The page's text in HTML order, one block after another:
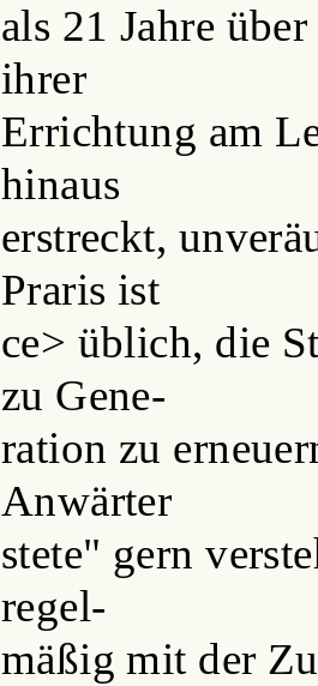
als 21 Jahre
ihrer
Errichtung am
hinaus
erstreckt,
Praris ist
ce> üblich, die
zu Gene-
ration zu
Anwärter
stete" gern
regel-
mäßig mit der